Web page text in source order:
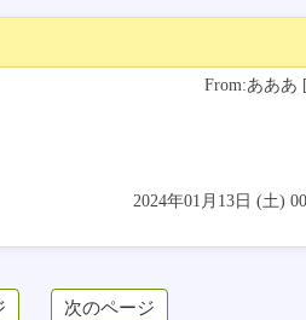
From:あああ
2024年01月13日 (土)